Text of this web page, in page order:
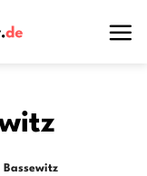
Bassewitz